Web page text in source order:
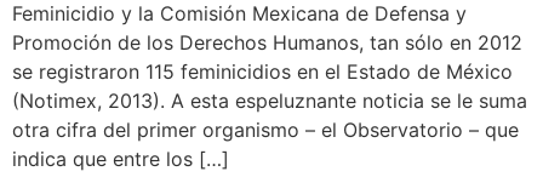
Feminicidio y la Comisión Mexicana de Defensa y
Promoción de los Derechos Humanos, tan sólo en 2012
se registraron 115 feminicidios en el Estado de México
(Notimex, 2013). A esta espeluznante noticia se le suma
otra cifra del primer organismo – el Observatorio – que
indica que entre los […]